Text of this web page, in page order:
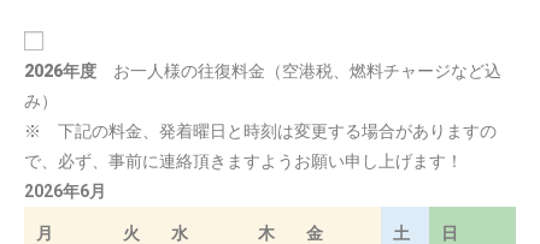
2026年度 お一人様の往復料金（空港税、燃料チャージなど込
み）
※ 下記の料金、発着曜日と時刻は変更する場合がありますの
で、必ず、事前に連絡頂きますようお願い申し上げます！
2026年6月
月 火 水 木 金 土 日